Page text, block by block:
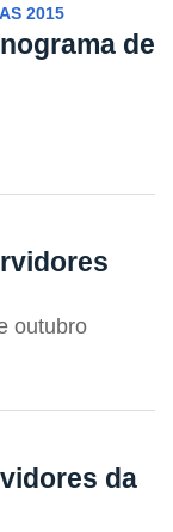
2015
de
outubro
da